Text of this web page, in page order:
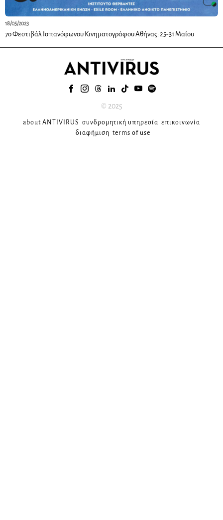
18/05/2023
7ο Φεστιβάλ Ισπανόφωνου Κινηματογράφου Αθήνας: 25-31 Μαΐου
© 2025
about ANTIVIRUS συνδρομητική υπηρεσία επικοινωνία
διαφήμιση terms of use